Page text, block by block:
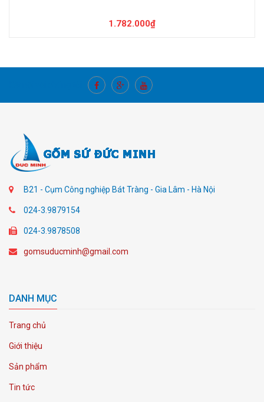
1.782.000₫
B21 - Cụm Công nghiệp Bát Tràng - Gia Lâm - Hà Nội
024-3.9879154
024-3.9878508
gomsuducminh@gmail.com
DANH MỤC
Trang chủ
Giới thiệu
Sản phẩm
Tin tức